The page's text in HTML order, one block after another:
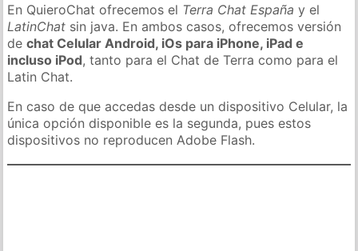
En QuieroChat ofrecemos el Terra Chat España y el
LatinChat sin java. En ambos casos, ofrecemos versión
dechat Celular Android, iOs para iPhone, iPad e
incluso iPod, tanto para el Chat de Terra como para el
Latin Chat.
En caso de que accedas desde un dispositivo Celular, la
única opción disponible es la segunda, pues estos
dispositivos no reproducen Adobe Flash.